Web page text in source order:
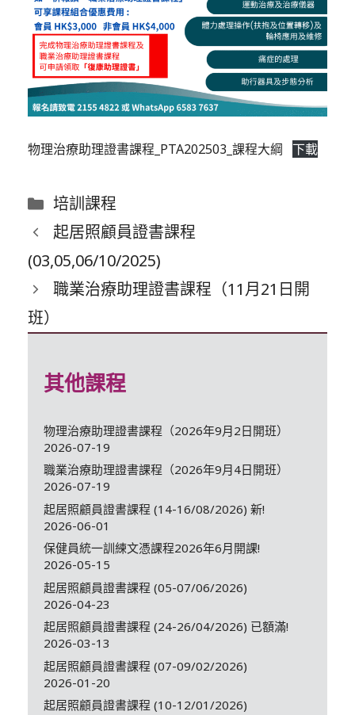
物理治療助理證書課程_PTA202503_課程大綱 下載
分
類
培訓課程
起居照顧員證書課程
(03,05,06/10/2025)
職業治療助理證書課程（11月21日開
班）
其他課程
物理治療助理證書課程（2026年9月2日開班）
2026-07-19
職業治療助理證書課程（2026年9月4日開班）
2026-07-19
起居照顧員證書課程 (14-16/08/2026) 新!
2026-06-01
保健員統一訓練文憑課程2026年6月開課!
2026-05-15
起居照顧員證書課程 (05-07/06/2026)
2026-04-23
起居照顧員證書課程 (24-26/04/2026) 已額滿!
2026-03-13
起居照顧員證書課程 (07-09/02/2026)
2026-01-20
起居照顧員證書課程 (10-12/01/2026)